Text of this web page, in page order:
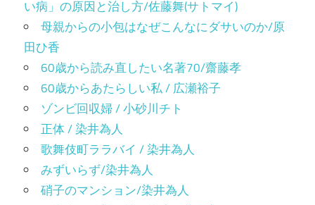
い病」の原因と治し方/佐藤舞(サトマイ)
母親からの小包はなぜこんなにダサいのか/原
田ひ香
60歳から読み直したい名著70/齋藤孝
60歳からあたらしい私 / 広瀬裕子
ゾンビ回収婦 / 小砂川チト
正体 / 染井為人
歌舞伎町ララバイ / 染井為人
みずいらず/染井為人
硝子のマンション/染井為人